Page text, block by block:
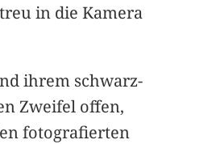
in die Kamera
ihrem schwarz-
Zweifel offen,
fotografierten